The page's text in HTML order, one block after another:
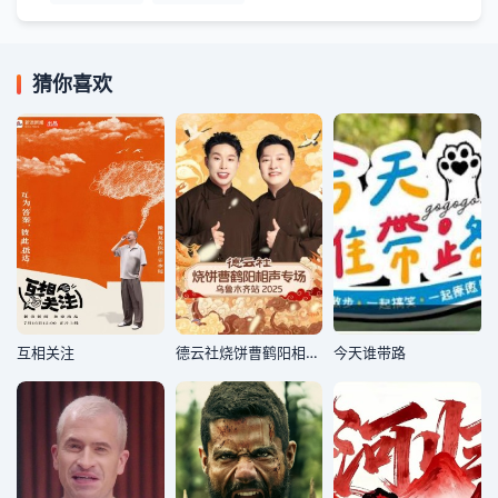
猜你喜欢
互相关注 德云社烧饼曹鹤阳相声专场乌鲁木齐站2025 今天谁带路